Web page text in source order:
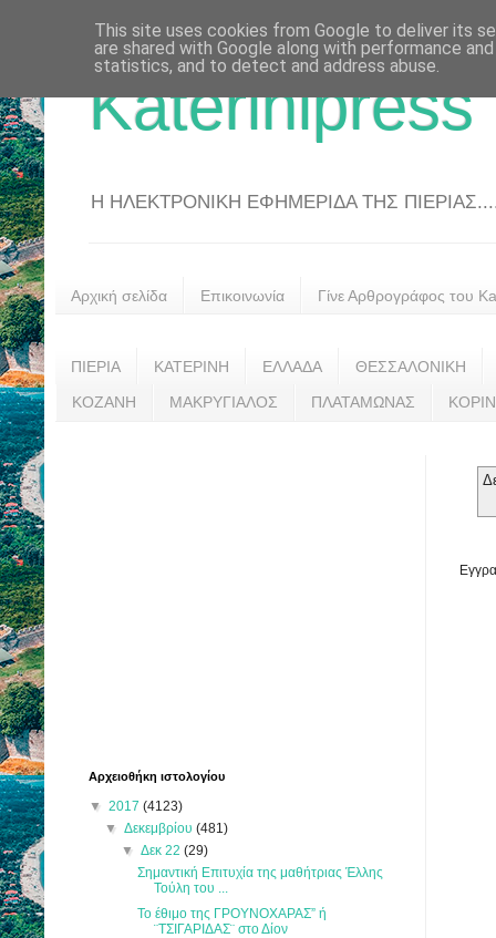
Katerinipress
Η ΗΛΕΚΤΡΟΝΙΚΗ ΕΦΗΜΕΡΙΔΑ ΤΗΣ
Αρχική σελίδα Επικοινωνία Γίνε Αρθρογράφος του
ΠΙΕΡΙΑ ΚΑΤΕΡΙΝΗ ΕΛΛΑΔΑ ΘΕΣΣΑΛΟΝΙΚΗ
ΚΟΖΑΝΗ ΜΑΚΡΥΓΙΑΛΟΣ ΠΛΑΤΑΜΩΝΑΣ
Αρχειοθήκη ιστολογίου
▼ 2017 (4123)
▼Δεκεμβρίου(481)
▼ Δεκ 22 (29)
Σημαντική Επιτυχία της μαθήτριας Έλλης
Τούλη του ...
Το έθιμο της ΓΡΟΥΝΟΧΑΡΑΣ” ή
¨ΤΣΙΓΑΡΙΔΑΣ¨ στο Δίον
This site uses cookies from Google to deliver its
are shared with Google along with performance
statistics, and to detect and address abuse.